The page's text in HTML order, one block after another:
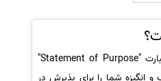
انگیزه‌نامه یا SOP مخفف عبارت "Statement of Purpose"